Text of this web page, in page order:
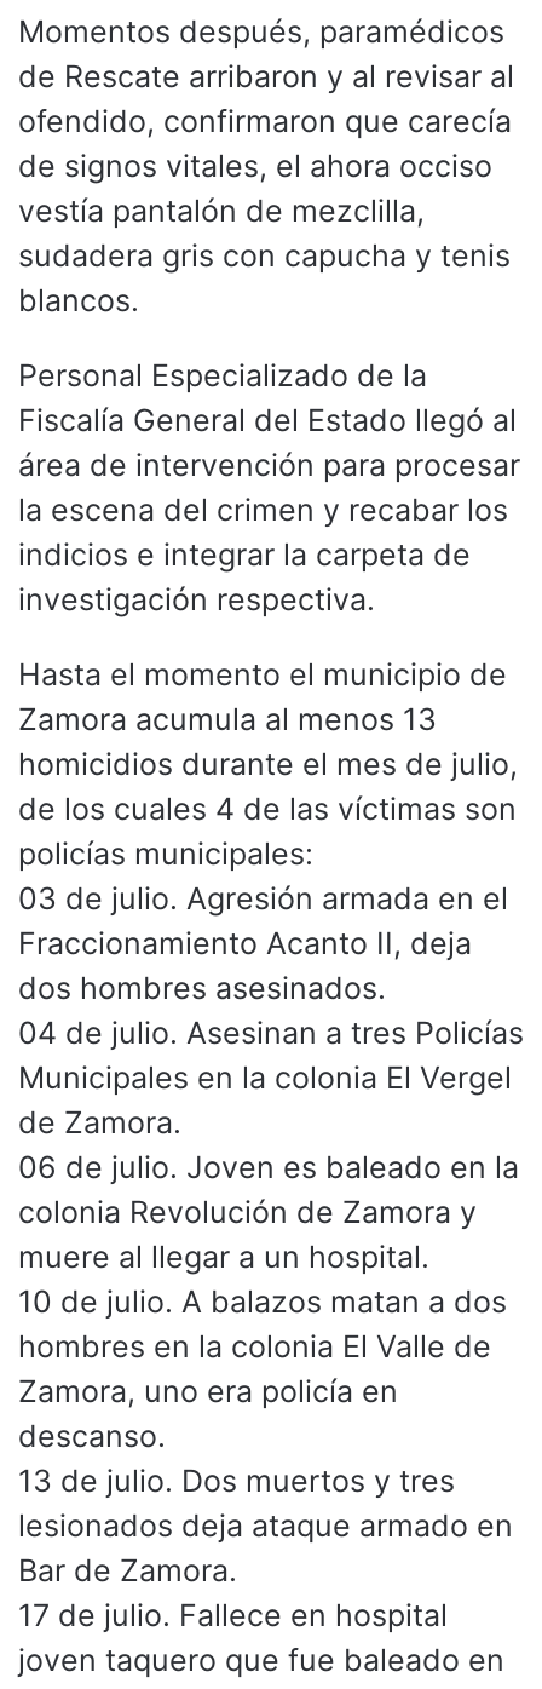
Momentos después, paramédicos
de Rescate arribaron y al revisar al
ofendido, confirmaron que carecía
de signos vitales, el ahora occiso
vestía pantalón de mezclilla,
sudadera gris con capucha y tenis
blancos.
Personal Especializado de la
Fiscalía General del Estado llegó al
área de intervención para procesar
la escena del crimen y recabar los
indicios e integrar la carpeta de
investigación respectiva.
Hasta el momento el municipio de
Zamora acumula al menos 13
homicidios durante el mes de julio,
de los cuales 4 de las víctimas son
policías municipales:
03 de julio. Agresión armada en el
Fraccionamiento Acanto II, deja
dos hombres asesinados.
04 de julio. Asesinan a tres Policías
Municipales en la colonia El Vergel
de Zamora.
06 de julio. Joven es baleado en la
colonia Revolución de Zamora y
muere al llegar a un hospital.
10 de julio. A balazos matan a dos
hombres en la colonia El Valle de
Zamora, uno era policía en
descanso.
13 de julio. Dos muertos y tres
lesionados deja ataque armado en
Bar de Zamora.
17 de julio. Fallece en hospital
joven taquero que fue baleado en